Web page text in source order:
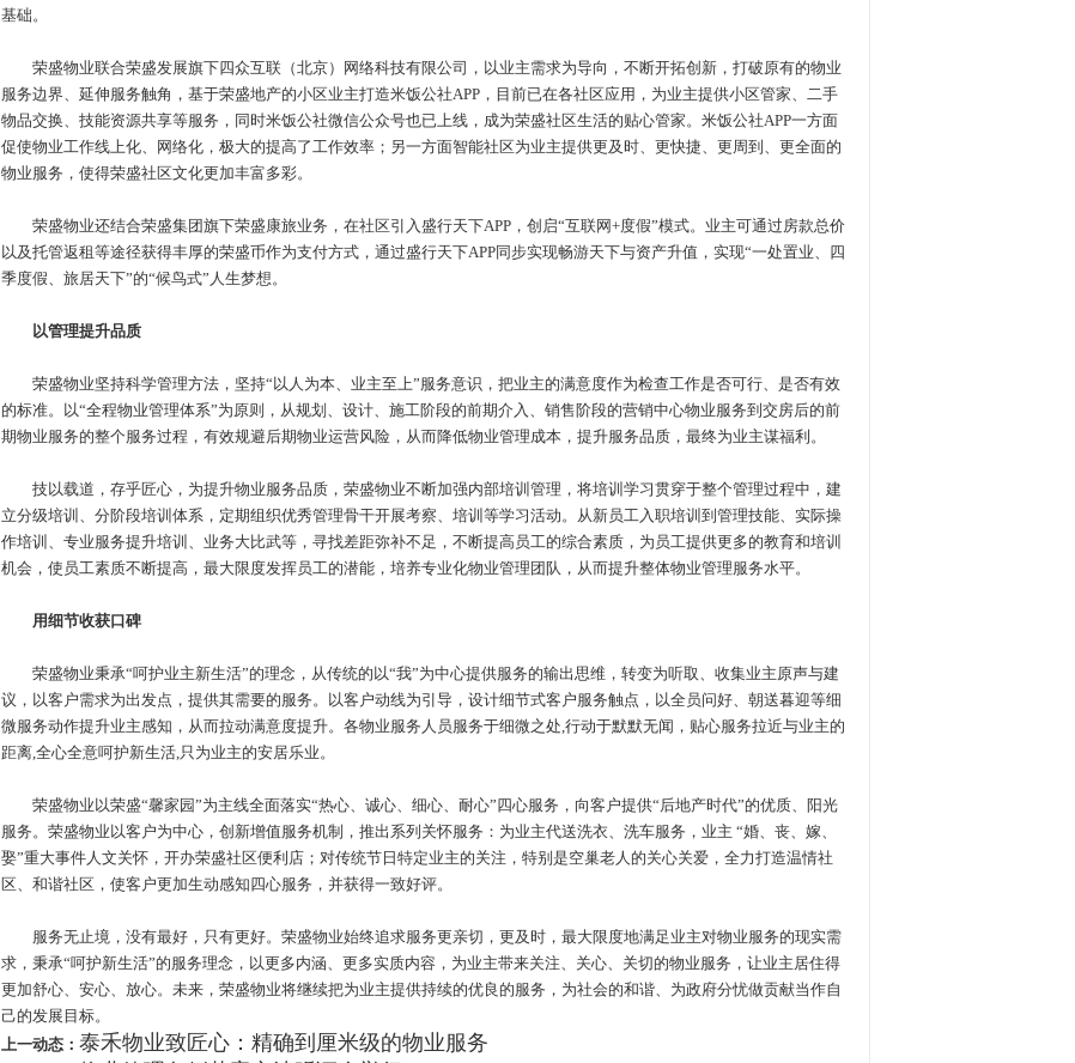
基础。
荣盛物业联合荣盛发展旗下四众互联（北京）网络科技有限公司，以业主需求为导向，不断开拓创新，打破原有的物业
服务边界、延伸服务触角，基于荣盛地产的小区业主打造米饭公社APP，目前已在各社区应用，为业主提供小区管家、二手
物品交换、技能资源共享等服务，同时米饭公社微信公众号也已上线，成为荣盛社区生活的贴心管家。米饭公社APP一方面
促使物业工作线上化、网络化，极大的提高了工作效率；另一方面智能社区为业主提供更及时、更快捷、更周到、更全面的
物业服务，使得荣盛社区文化更加丰富多彩。
荣盛物业还结合荣盛集团旗下荣盛康旅业务，在社区引入盛行天下APP，创启“互联网+度假”模式。业主可通过房款总价
以及托管返租等途径获得丰厚的荣盛币作为支付方式，通过盛行天下APP同步实现畅游天下与资产升值，实现“一处置业、四
季度假、旅居天下”的“候鸟式”人生梦想。
以管理提升品质
荣盛物业坚持科学管理方法，坚持“以人为本、业主至上”服务意识，把业主的满意度作为检查工作是否可行、是否有效
的标准。以“全程物业管理体系”为原则，从规划、设计、施工阶段的前期介入、销售阶段的营销中心物业服务到交房后的前
期物业服务的整个服务过程，有效规避后期物业运营风险，从而降低物业管理成本，提升服务品质，最终为业主谋福利。
技以载道，存乎匠心，为提升物业服务品质，荣盛物业不断加强内部培训管理，将培训学习贯穿于整个管理过程中，建
立分级培训、分阶段培训体系，定期组织优秀管理骨干开展考察、培训等学习活动。从新员工入职培训到管理技能、实际操
作培训、专业服务提升培训、业务大比武等，寻找差距弥补不足，不断提高员工的综合素质，为员工提供更多的教育和培训
机会，使员工素质不断提高，最大限度发挥员工的潜能，培养专业化物业管理团队，从而提升整体物业管理服务水平。
用细节收获口碑
荣盛物业秉承“呵护业主新生活”的理念，从传统的以“我”为中心提供服务的输出思维，转变为听取、收集业主原声与建
议，以客户需求为出发点，提供其需要的服务。以客户动线为引导，设计细节式客户服务触点，以全员问好、朝送暮迎等细
微服务动作提升业主感知，从而拉动满意度提升。各物业服务人员服务于细微之处,行动于默默无闻，贴心服务拉近与业主的
距离,全心全意呵护新生活,只为业主的安居乐业。
荣盛物业以荣盛“馨家园”为主线全面落实“热心、诚心、细心、耐心”四心服务，向客户提供“后地产时代”的优质、阳光
服务。荣盛物业以客户为中心，创新增值服务机制，推出系列关怀服务：为业主代送洗衣、洗车服务，业主 “婚、丧、嫁、
娶”重大事件人文关怀，开办荣盛社区便利店；对传统节日特定业主的关注，特别是空巢老人的关心关爱，全力打造温情社
区、和谐社区，使客户更加生动感知四心服务，并获得一致好评。
服务无止境，没有最好，只有更好。荣盛物业始终追求服务更亲切，更及时，最大限度地满足业主对物业服务的现实需
求，秉承“呵护新生活”的服务理念，以更多内涵、更多实质内容，为业主带来关注、关心、关切的物业服务，让业主居住得
更加舒心、安心、放心。未来，荣盛物业将继续把为业主提供持续的优良的服务，为社会的和谐、为政府分忧做贡献当作自
己的发展目标。
上一动态： 泰禾物业致匠心：精确到厘米级的物业服务